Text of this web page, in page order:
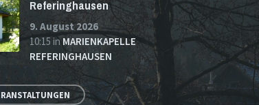
Referinghausen
9. August 2026
10:15inMARIENKAPELLE
REFERINGHAUSEN